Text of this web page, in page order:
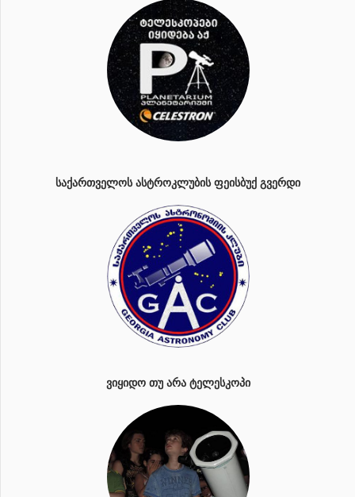
ᲡᲐᲥᲐᲠᲗᲕᲔᲚᲝᲡ ᲐᲡᲢᲠᲝᲙᲚᲣᲑᲘᲡ ᲤᲔᲘᲡᲑᲣᲥ ᲒᲕᲔᲠᲓᲘ
ᲕᲘᲧᲘᲓᲝ ᲗᲣ ᲐᲠᲐ ᲢᲔᲚᲔᲡᲙᲝᲞᲘ